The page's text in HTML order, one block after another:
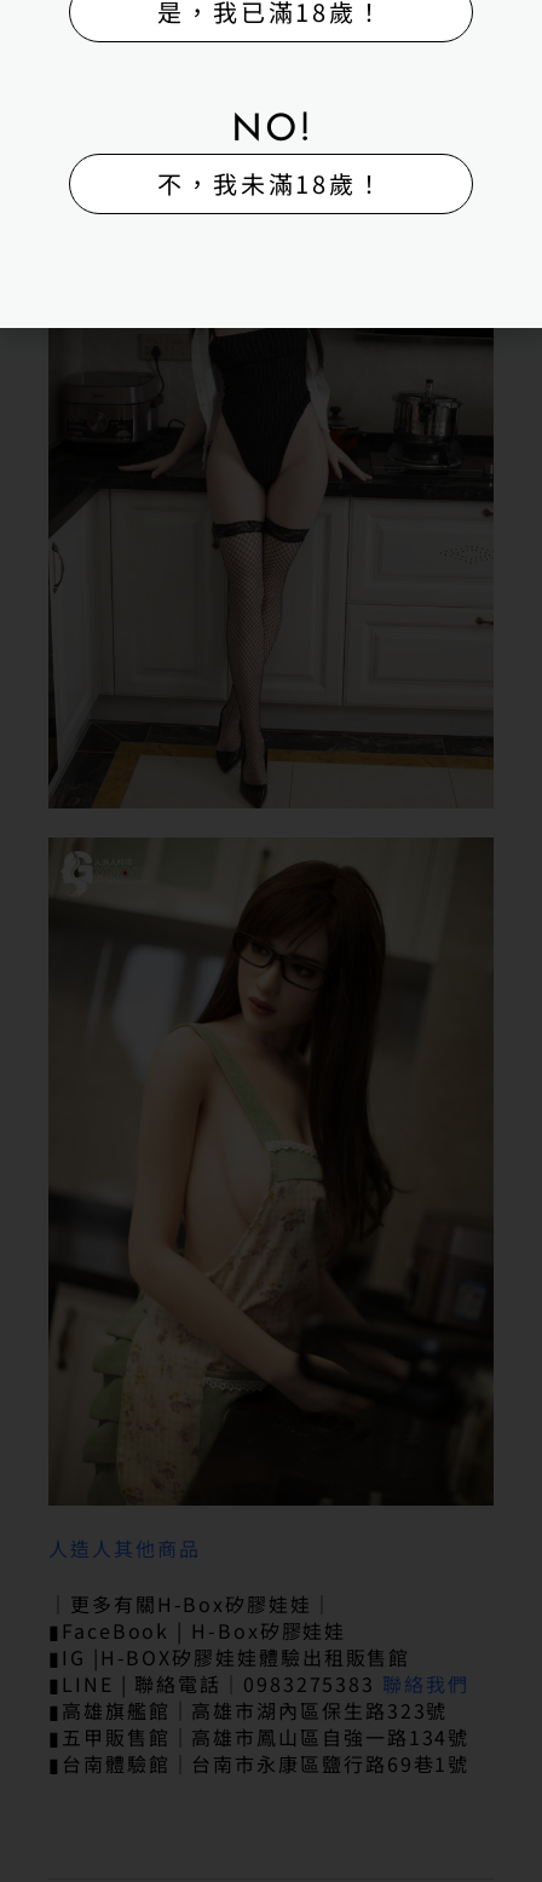
人造人其他商品
｜更多有關H-Box矽膠娃娃｜
▮FaceBook | H-Box矽膠娃娃
▮IG |H-BOX矽膠娃娃體驗出租販售館
▮LINE | 聯絡電話｜0983275383 聯絡我們
▮高雄旗艦館｜高雄市湖內區保生路323號
▮五甲販售館｜高雄市鳳山區自強一路134號
▮台南體驗館｜台南市永康區鹽行路69巷1號
是，我已滿18歲！
NO!
不，我未滿18歲！